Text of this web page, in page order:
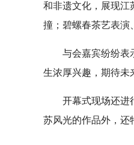
和非遗文化，展现江
撞；碧螺春茶艺表
与会嘉宾纷纷表示
生浓厚兴趣，期待未
开幕式现场还进行
苏风光的作品外，还